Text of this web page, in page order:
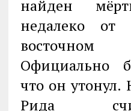
найден
недалеко от
Официально
что он утонул.
Рида